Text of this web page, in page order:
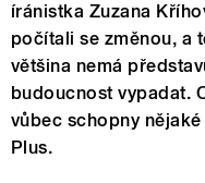
íránistka Zuzana
počítali se změnou, a
většina nemá
budoucnost vypadat.
vůbec schopny
Plus.